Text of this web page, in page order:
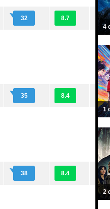
32 8.7
35 8.4
38 8.4
4
1
2